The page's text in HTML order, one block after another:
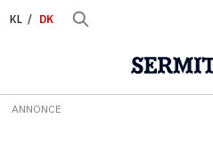
KL DK
ANNONCE